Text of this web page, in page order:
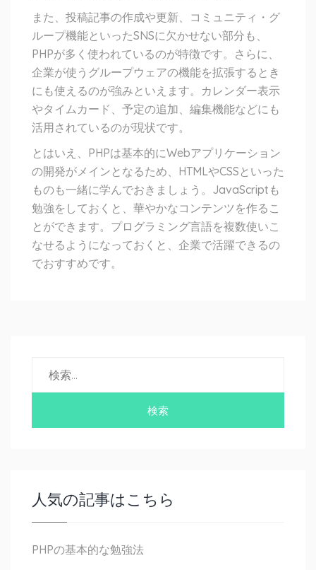
また、投稿記事の作成や更新、コミュニティ・グ
ループ機能といったSNSに欠かせない部分も、
PHPが多く使われているのが特徴です。さらに、
企業が使うグループウェアの機能を拡張するとき
にも使えるのが強みといえます。カレンダー表示
やタイムカード、予定の追加、編集機能などにも
活用されているのが現状です。
とはいえ、PHPは基本的にWebアプリケーション
の開発がメインとなるため、HTMLやCSSといった
ものも一緒に学んでおきましょう。JavaScriptも
勉強をしておくと、華やかなコンテンツを作るこ
とができます。プログラミング言語を複数使いこ
なせるようになっておくと、企業で活躍できるの
でおすすめです。
人気の記事はこちら
PHPの基本的な勉強法